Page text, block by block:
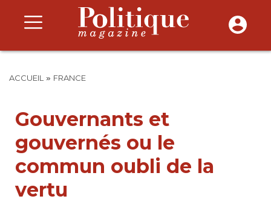
ACCUEIL » FRANCE
Gouvernants et
gouvernés ou le
commun oubli de la
vertu